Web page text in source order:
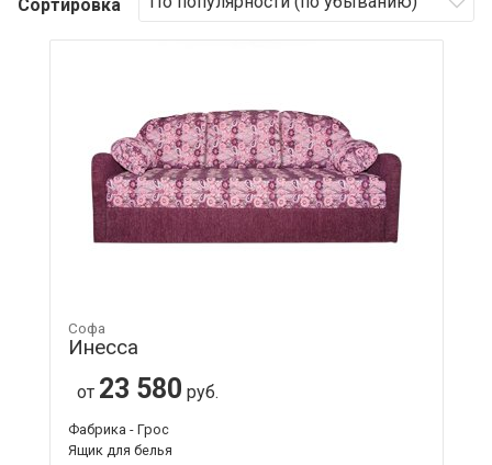
Сортировка
Софа
Инесса
от 23 580 руб.
Фабрика - Грос
Ящик для белья